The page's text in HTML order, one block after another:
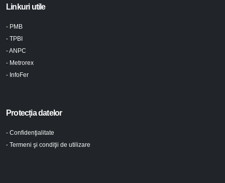
Linkuri utile
- PMB
- TPBI
- ANPC
- Metrorex
- InfoFer
Protecția datelor
- Confidenţialitate
- Termeni şi condiţii de utilizare